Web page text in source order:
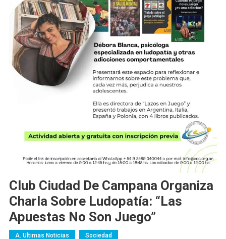
Club Ciudad De Campana Organiza
Charla Sobre Ludopatía: “Las
Apuestas No Son Juego”
A. Ultimas Noticias Sociedad